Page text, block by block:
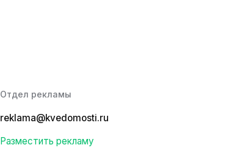
Отдел рекламы
reklama@kvedomosti.ru
Разместить рекламу